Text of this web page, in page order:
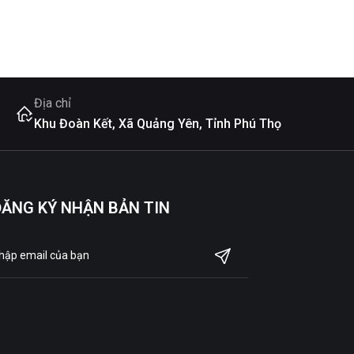
Địa chỉ
Khu Đoàn Kết, Xã Quảng Yên, Tỉnh Phú Thọ
KÝ NHẬN BẢN TIN